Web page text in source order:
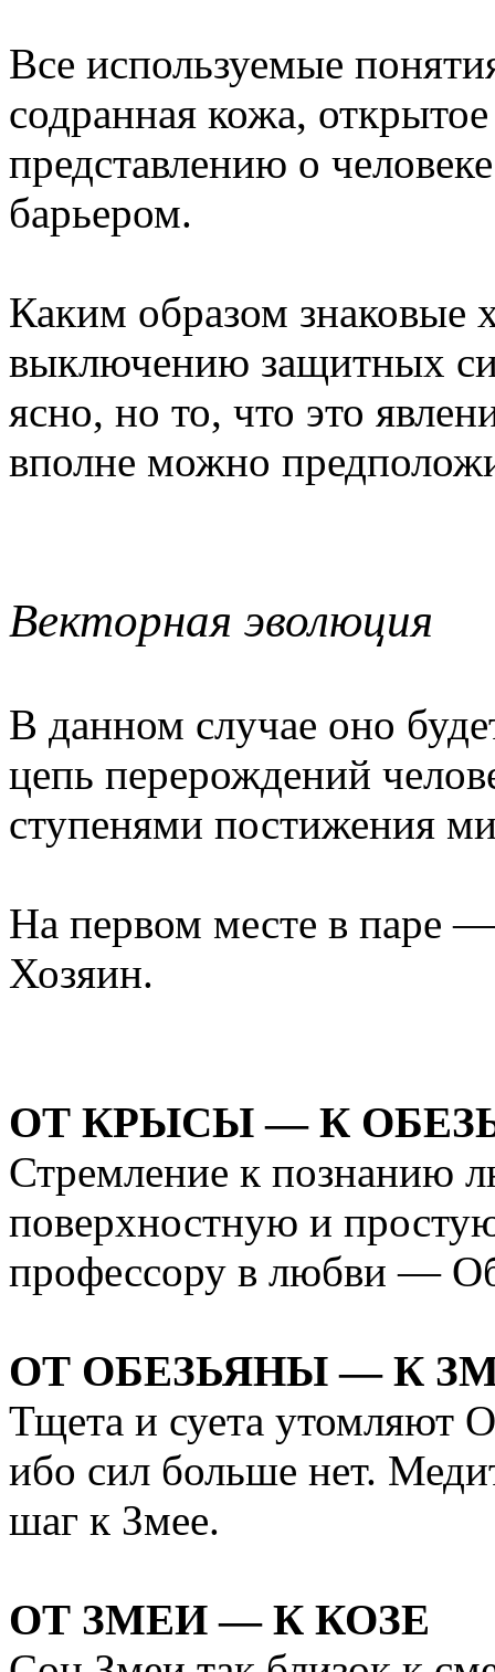
Все используемые
содранная кожа,
представлению о
барьером.
Каким образом знаковые
выключению защитных
ясно, но то, что это
вполне можно
Векторная эволюция
В данном случае оно
цепь перерождений
ступенями постижения
На первом месте в паре
Хозяин.
ОТ КРЫСЫ — К
Стремление к познанию
поверхностную и
профессору в любви —
ОТ ОБЕЗЬЯНЫ — К
Тщета и суета утомляют
ибо сил больше нет.
шаг к Змее.
ОТ ЗМЕИ — К КОЗЕ